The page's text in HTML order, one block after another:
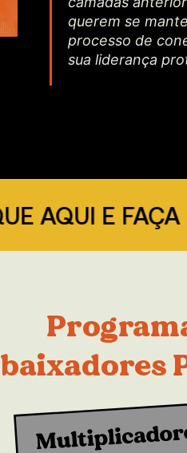
querem se
processo de
sua liderança
E FAÇA